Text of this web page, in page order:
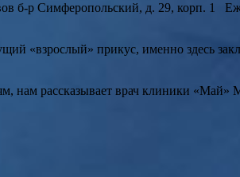
б-р Симферопольский, д. 29, корп. 1
«взрослый» прикус, именно здесь
нам рассказывает врач клиники «Май»